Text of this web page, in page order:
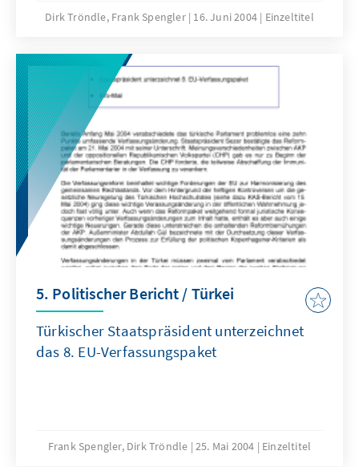
Dirk Tröndle, Frank Spengler 16. Juni 2004 Einzeltitel
5. Politischer Bericht / Türkei
Türkischer Staatspräsident unterzeichnet
das 8. EU-Verfassungspaket
Frank Spengler, Dirk Tröndle 25. Mai 2004 Einzeltitel